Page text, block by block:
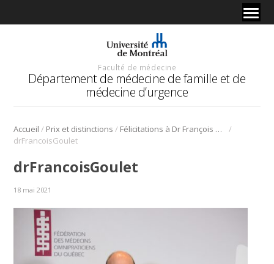
Faculté de médecine
Département de médecine de famille et de
médecine d’urgence
Accueil / Prix et distinctions / Félicitations à Dr François Goulet, lauréat 2020 du Prix Gilles-Des-Rosiers de la FMOQ
/
drFrancoisGoulet
drFrancoisGoulet
18 mai 2021